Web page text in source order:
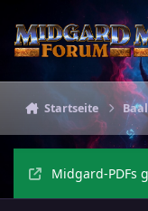
Startseite
Midgard-PDFs